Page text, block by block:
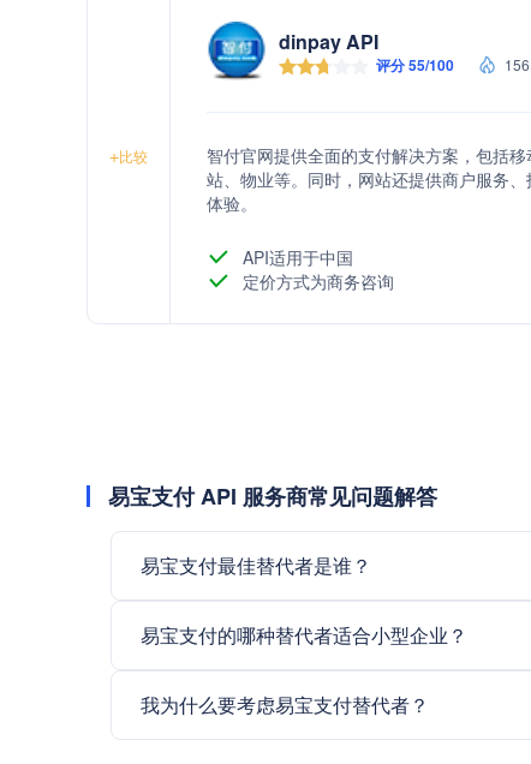
+比较
dinpay API
评分 55/100 156
智付官网提供全面的支付解决方案，包括
站、物业等。同时，网站还提供商户服务
体验。
API适用于中国
定价方式为商务咨询
易宝支付 API 服务商常见问题解答
易宝支付最佳替代者是谁？
易宝支付的哪种替代者适合小型企业？
我为什么要考虑易宝支付替代者？